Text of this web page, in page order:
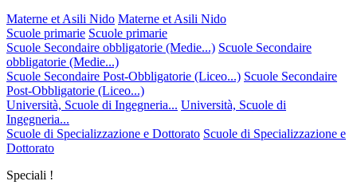
Materne et Asili Nido Materne et Asili Nido
Scuole primarie Scuole primarie
Scuole Secondaire obbligatorie (Medie...) Scuole Secondaire
obbligatorie (Medie...)
Scuole Secondaire Post-Obbligatorie (Liceo...) Scuole Secondaire
Post-Obbligatorie (Liceo...)
Università, Scuole di Ingegneria... Università, Scuole di
Ingegneria...
Scuole di Specializzazione e Dottorato Scuole di Specializzazione e
Dottorato
Speciali !